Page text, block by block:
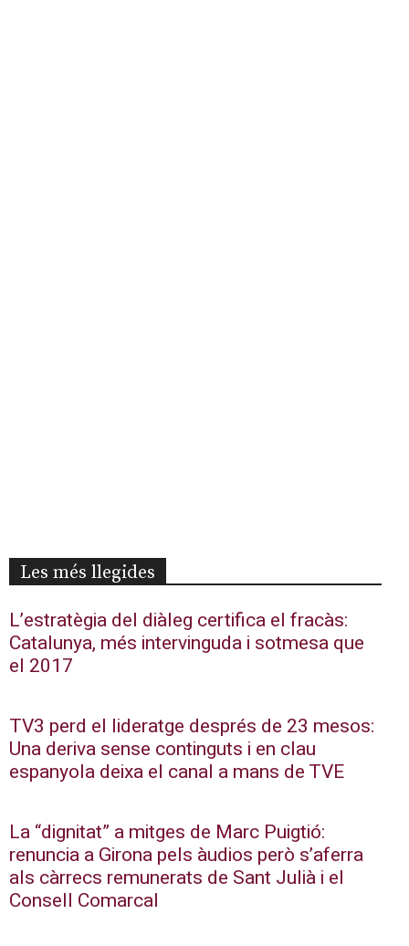
Les més llegides
L’estratègia del diàleg certifica el fracàs:
Catalunya, més intervinguda i sotmesa que
el 2017
TV3 perd el lideratge després de 23 mesos:
Una deriva sense continguts i en clau
espanyola deixa el canal a mans de TVE
La “dignitat” a mitges de Marc Puigtió:
renuncia a Girona pels àudios però s’aferra
als càrrecs remunerats de Sant Julià i el
Consell Comarcal